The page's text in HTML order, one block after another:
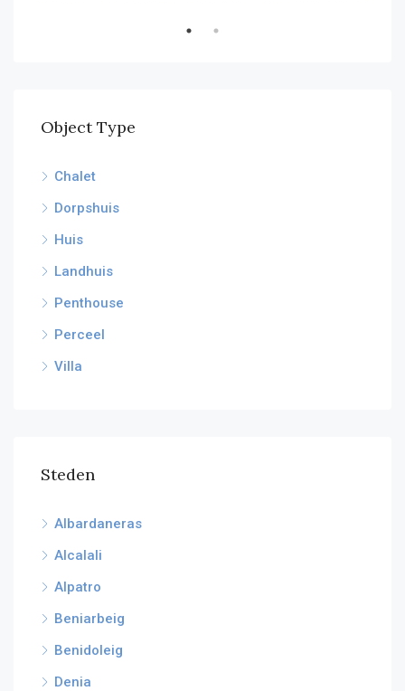
Object Type
Chalet
Dorpshuis
Huis
Landhuis
Penthouse
Perceel
Villa
Steden
Albardaneras
Alcalali
Alpatro
Beniarbeig
Benidoleig
Denia